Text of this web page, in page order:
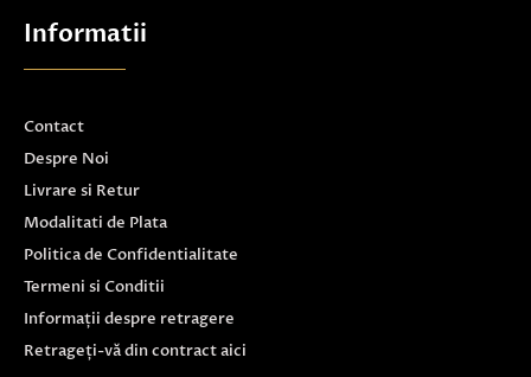
Informatii
Contact
Despre Noi
Livrare si Retur
Modalitati de Plata
Politica de Confidentialitate
Termeni si Conditii
Informații despre retragere
Retrageți-vă din contract aici